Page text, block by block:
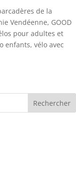
de la
Vendéenne, GOOD
pour adultes et
enfants, vélo avec
Rechercher